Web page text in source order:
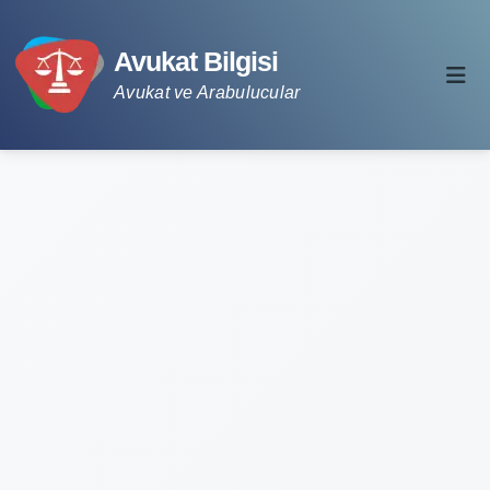
Avukat Bilgisi
Avukat ve Arabulucular